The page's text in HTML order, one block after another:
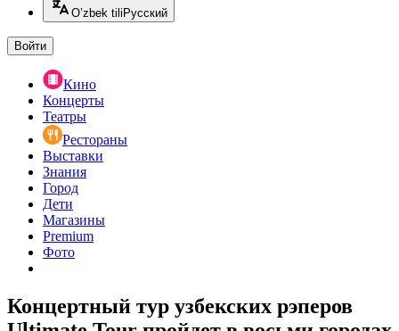
O’zbek tili Русский
Войти
Кино
Концерты
Театры
Рестораны
Выставки
Знания
Город
Дети
Магазины
Premium
Фото
Концертный тур узбекских рэперов